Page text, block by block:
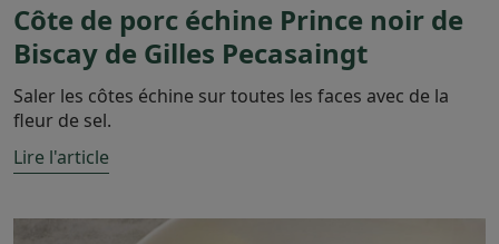
Côte de porc échine Prince noir de
Biscay de Gilles Pecasaingt
Saler les côtes échine sur toutes les faces avec de la
fleur de sel.
Lire l'article